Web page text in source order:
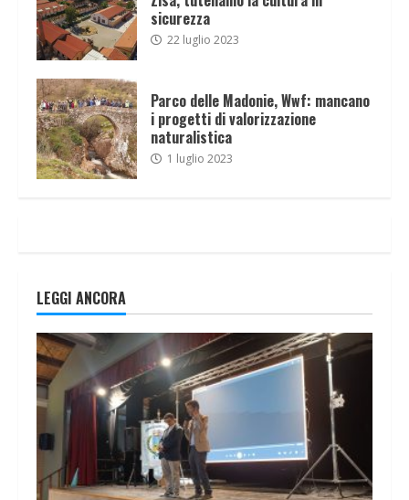
sicurezza
22 luglio 2023
Parco delle Madonie, Wwf: mancano
i progetti di valorizzazione
naturalistica
1 luglio 2023
LEGGI ANCORA